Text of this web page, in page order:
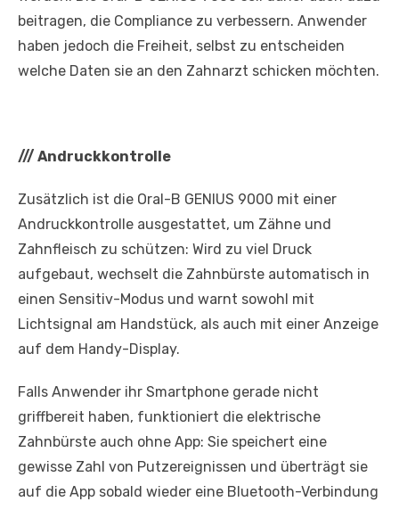
beitragen, die Compliance zu verbessern. Anwender
haben jedoch die Freiheit, selbst zu entscheiden
welche Daten sie an den Zahnarzt schicken möchten.
/// Andruckkontrolle
Zusätzlich ist die Oral-B GENIUS 9000 mit einer
Andruckkontrolle ausgestattet, um Zähne und
Zahnfleisch zu schützen: Wird zu viel Druck
aufgebaut, wechselt die Zahnbürste automatisch in
einen Sensitiv-Modus und warnt sowohl mit
Lichtsignal am Handstück, als auch mit einer Anzeige
auf dem Handy-Display.
Falls Anwender ihr Smartphone gerade nicht
griffbereit haben, funktioniert die elektrische
Zahnbürste auch ohne App: Sie speichert eine
gewisse Zahl von Putzereignissen und überträgt sie
auf die App sobald wieder eine Bluetooth-Verbindung